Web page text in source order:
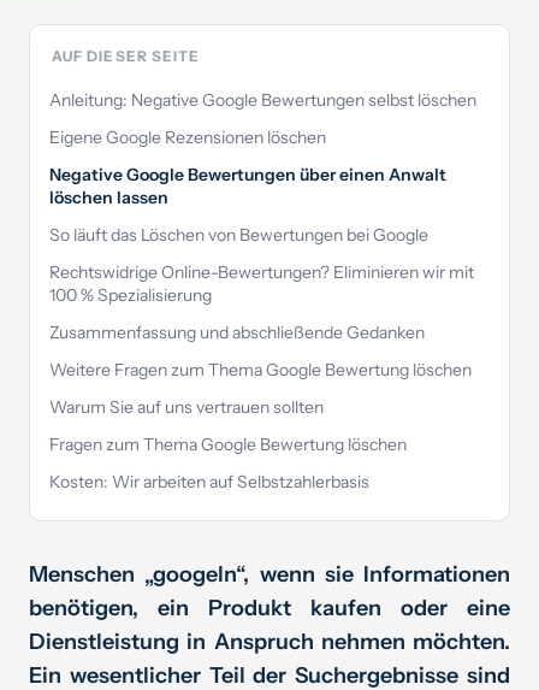
Dauermandat mit Dauerschutz
AUF DIESER SEITE
Anleitung: Negative Google Bewertungen selbst löschen
Eigene Google Rezensionen löschen
Negative Google Bewertungen über einen Anwalt
löschen lassen
So läuft das Löschen von Bewertungen bei Google
Rechtswidrige Online-Bewertungen? Eliminieren wir mit
100 % Spezialisierung
Zusammenfassung und abschließende Gedanken
Weitere Fragen zum Thema Google Bewertung löschen
Warum Sie auf uns vertrauen sollten
Fragen zum Thema Google Bewertung löschen
Kosten: Wir arbeiten auf Selbstzahlerbasis
Menschen „googeln“, wenn sie Informationen
benötigen, ein Produkt kaufen oder eine
Dienstleistung in Anspruch nehmen möchten.
Ein wesentlicher Teil der Suchergebnisse sind